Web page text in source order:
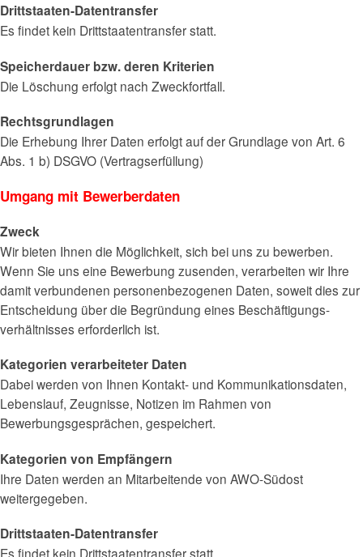
Drittstaaten-Datentransfer
Es findet kein Drittstaatentransfer statt.
Speicherdauer bzw. deren Kriterien
Die Löschung erfolgt nach Zweckfortfall.
Rechtsgrundlagen
Die Erhebung Ihrer Daten erfolgt auf der Grundlage von Art. 6
Abs. 1 b) DSGVO (Vertragserfüllung)
Umgang mit Bewerberdaten
Zweck
Wir bieten Ihnen die Möglichkeit, sich bei uns zu bewerben.
Wenn Sie uns eine Bewerbung zusenden, verarbeiten wir Ihre
damit verbundenen personenbezogenen Daten, soweit dies zur
Entscheidung über die Begründung eines Beschäftigungs-
verhältnisses erforderlich ist.
Kategorien verarbeiteter Daten
Dabei werden von Ihnen Kontakt- und Kommunikationsdaten,
Lebenslauf, Zeugnisse, Notizen im Rahmen von
Bewerbungsgesprächen, gespeichert.
Kategorien von Empfängern
Ihre Daten werden an Mitarbeitende von AWO-Südost
weitergegeben.
Drittstaaten-Datentransfer
Es findet kein Drittstaatentransfer statt.